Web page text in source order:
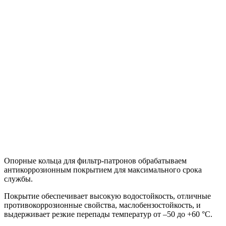
Опорные кольца для фильтр-патронов обрабатываем
антикоррозионным покрытием для максимального срока
службы.
Покрытие обеспечивает высокую водостойкость, отличные
противокоррозионные свойства, маслобензостойкость, и
выдерживает резкие перепады температур от –50 до +60 °С.